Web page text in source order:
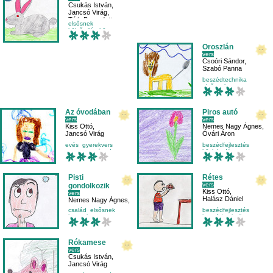
Csukás István
Jancsó Virág
Tóth Bernadett
elsősnek
külső világ-környezet
mese-vers
Oroszlán
vers
Csoóri Sándor,
Szabó Panna
beszédtechnika
elsősnek
külső világ-környezet
Az óvodában
vers
Kiss Ottó
Jancsó Virág
evés gyerekvers
mese-vers
óvoda
Piros autó
vers
Nemes Nagy Ágnes
Óvári Áron
beszédfejlesztés
közlekedés
mese-vers
mondóka
Pisti
gondolkozik
vers
Nemes Nagy Ágnes
Nagy Eszter
család
elsősnek
hangulat mese-vers
Rétes
vers
Kiss Ottó
Halász Dániel
beszédfejlesztés
beszédtechnika
elsősnek evés
Rókamese
vers
Csukás István
Jancsó Virág